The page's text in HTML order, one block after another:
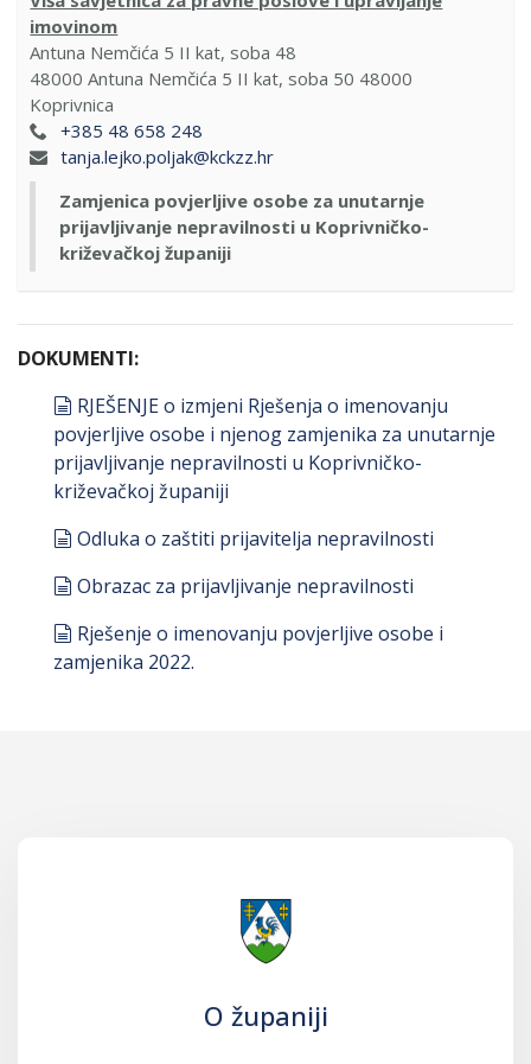
imovinom
Antuna Nemčića 5 II kat, soba 48
48000 Antuna Nemčića 5 II kat, soba 50 48000
Koprivnica
+385 48 658 248
tanja.lejko.poljak@kckzz.hr
Zamjenica povjerljive osobe za unutarnje
prijavljivanje nepravilnosti u Koprivničko-
križevačkoj županiji
DOKUMENTI:
document
RJEŠENJE o izmjeni Rješenja o imenovanju
povjerljive osobe i njenog zamjenika za unutarnje
prijavljivanje nepravilnosti u Koprivničko-
križevačkoj županiji
document
Odluka o zaštiti prijavitelja nepravilnosti
document
Obrazac za prijavljivanje nepravilnosti
document
Rješenje o imenovanju povjerljive osobe i
zamjenika 2022.
O županiji